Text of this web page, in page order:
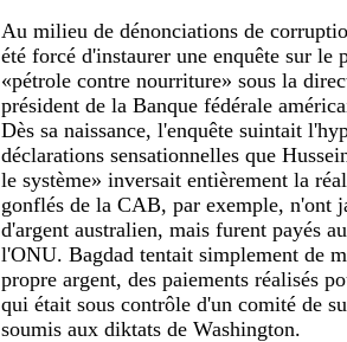
Au milieu de dénonciations de
été forcé d'instaurer une enquête sur le
«pétrole contre nourriture» sous la
président de la Banque fédérale
Dès sa naissance, l'enquête suintait
déclarations sensationnelles que
le système» inversait entièrement la
gonflés de la CAB, par exemple, n'ont
d'argent australien, mais furent payés
l'ONU. Bagdad tentait simplement de
propre argent, des paiements réalisés
qui était sous contrôle d'un comité de
soumis aux diktats de Washington.